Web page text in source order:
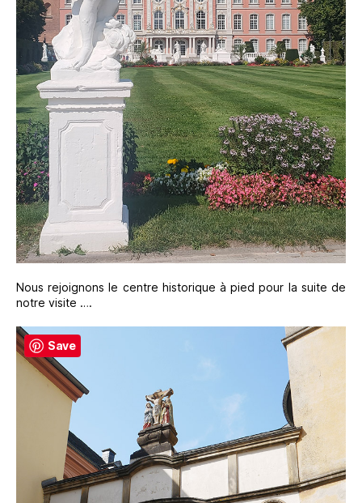
Nous rejoignons le centre historique à pied pour la suite de
notre visite ….
Save